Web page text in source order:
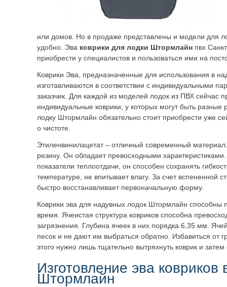
или домов. Но в продаже представлены и модели для
удобно. Эва коврики для лодки Штормлайн пвх
приобрести у специалистов и пользоваться ими на
Коврики Эва, предназначенные для использования в
изготавливаются в соответствии с индивидуальными
заказчик. Для каждой из моделей лодок из ПВХ сейчас
индивидуальные коврики, у которых могут быть разные
лодку Штормлайн обязательно стоит приобрести уже
о чистоте.
Этиленвинилацетат – отличный современный
резину. Он обладает превосходными
показатели теплоотдачи, он способен сохранять
температуре, не впитывает влагу. За счет вспененной
быстро восстанавливает первоначальную форму.
Коврики эва для надувных лодок Штормлайн способны
время. Ячеистая структура ковриков способна
загрязнения. Глубина ячеек в них порядка 6,35 мм.
песок и не дают им выбраться обратно. Избавиться от
этого нужно лишь тщательно вытряхнуть коврик и затем
Изготовление эва ковриков
Штормлайн